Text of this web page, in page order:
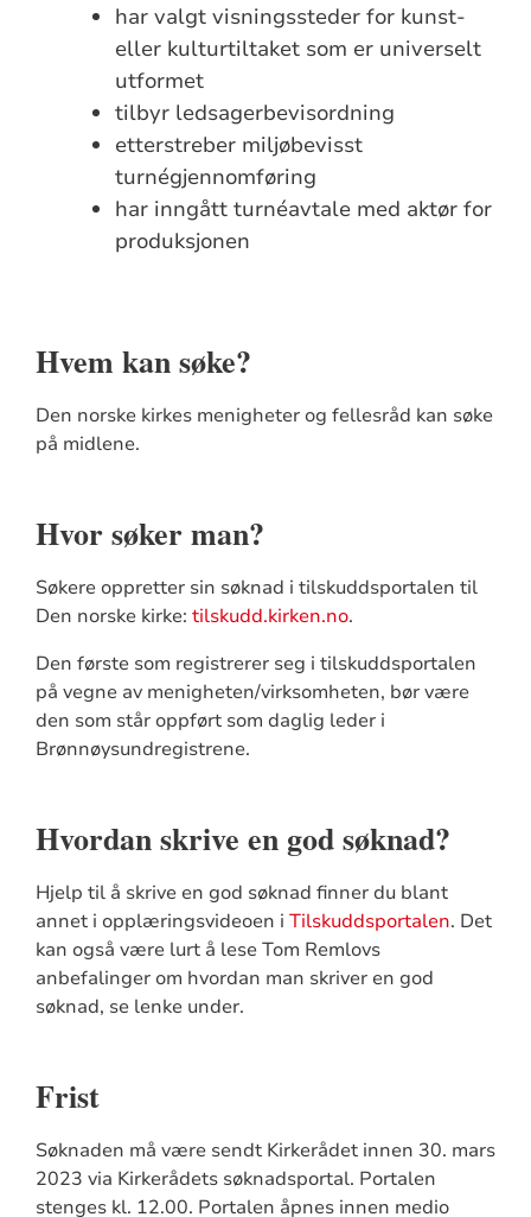
har valgt visningssteder for kunst-
eller kulturtiltaket som er universelt
utformet
tilbyr ledsagerbevisordning
etterstreber miljøbevisst
turnégjennomføring
har inngått turnéavtale med aktør for
produksjonen
Hvem kan søke?
Den norske kirkes menigheter og fellesråd kan søke
på midlene.
Hvor søker man?
Søkere oppretter sin søknad i tilskuddsportalen til
Den norske kirke: tilskudd.kirken.no.
Den første som registrerer seg i tilskuddsportalen
på vegne av menigheten/virksomheten, bør være
den som står oppført som daglig leder i
Brønnøysundregistrene.
Hvordan skrive en god søknad?
Hjelp til å skrive en god søknad finner du blant
annet i opplæringsvideoen i Tilskuddsportalen. Det
kan også være lurt å lese Tom Remlovs
anbefalinger om hvordan man skriver en god
søknad, se lenke under.
Frist
Søknaden må være sendt Kirkerådet innen 30. mars
2023 via Kirkerådets søknadsportal. Portalen
stenges kl. 12.00. Portalen åpnes innen medio